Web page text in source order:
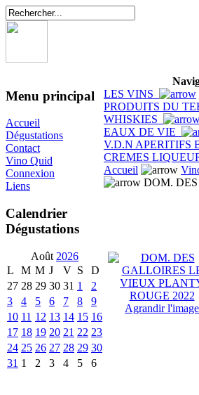
Menu principal
Accueil
Dégustations
Contact
Vino Quid
Connexion
Liens
Calendrier
Dégustations
Août 2026
L
M M J V S
D
27 28 29 30 31 1
2
3
4 5 6 7 8
9
10 11 12 13 14 15 16
17 18 19 20 21 22 23
24 25 26 27 28 29 30
31 1 2 3 4 5 6
LES VINS
PRODUITS DU
WHISKIES
EAUX DE VIE
V.D.N APERITIFS
CREMES
Accueil
DOM.
Agrandir l'image